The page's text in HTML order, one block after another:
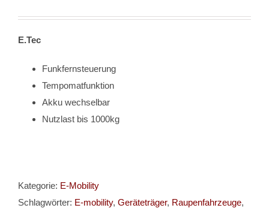
E.Tec
Funkfernsteuerung
Tempomatfunktion
Akku wechselbar
Nutzlast bis 1000kg
Kategorie: E-Mobility
Schlagwörter: E-mobility, Geräteträger, Raupenfahrzeuge,